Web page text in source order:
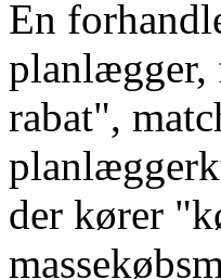
En
planlægger,
rabat",
der kører